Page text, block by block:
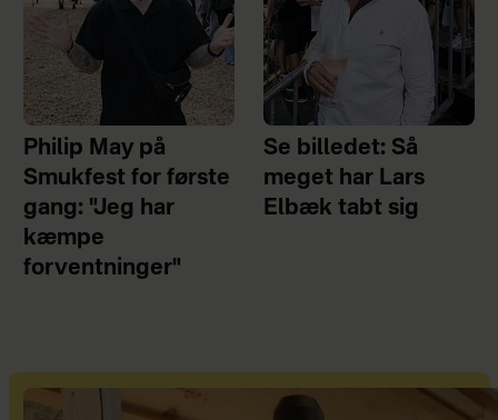
Philip May på
Smukfest for første
gang: "Jeg har
kæmpe
forventninger"
Se billedet: Så
meget har Lars
Elbæk tabt sig